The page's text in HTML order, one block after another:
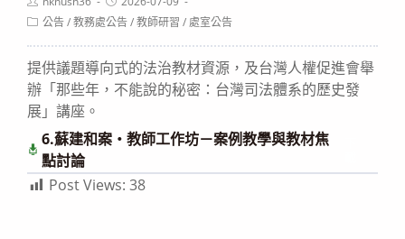
author:
published:
Post公告/教務處公告/教師研習 /處室公告
提供議題導向式的法治教材資源，及台灣人權促進會舉
辦「那些年，不能說的秘密：台灣司法體系的歷史發
展」講座。
6.蘇建和案・教師工作坊－案例教學與教材焦
點討論
Post Views: 38